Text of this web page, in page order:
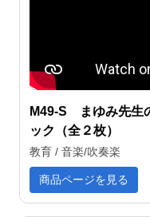
M49-S まゆみ先生
ック（全２枚）
教育 / 音楽/吹奏楽
商品ページを見る